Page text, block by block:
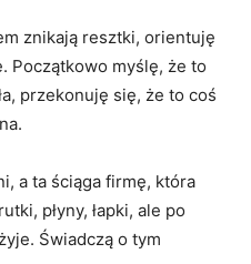
znikają resztki, orientuję
Początkowo myślę, że to
przekonuję się, że to coś
a ta ściąga firmę, która
płyny, łapki, ale po
Świadczą o tym